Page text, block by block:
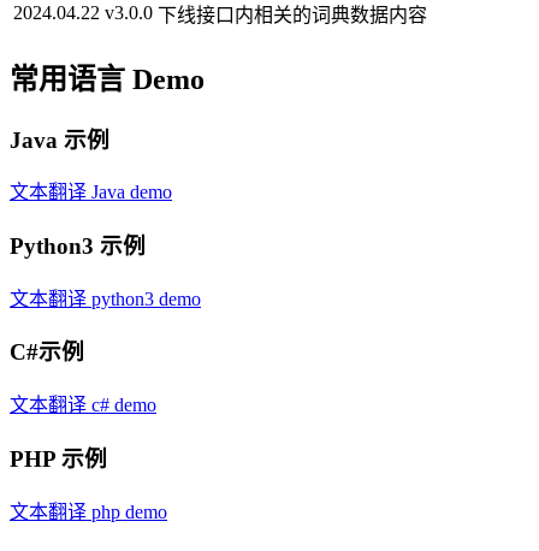
2024.04.22 v3.0.0 下线接口内相关的词典数据内容
常用语言 Demo
Java 示例
文本翻译 Java demo
Python3 示例
文本翻译 python3 demo
C#示例
文本翻译 c# demo
PHP 示例
文本翻译 php demo